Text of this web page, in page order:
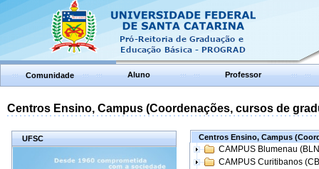
Comunidade Aluno Professor
Centros Ensino, Campus (Coordenações, cursos de
UFSC Centros Ensino, Campus
CAMPUS Blumenau
CAMPUS Curitibanos